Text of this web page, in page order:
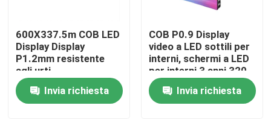
Casa.
600X337.5m COB LED
Display Display
P1.2mm resistente
agli urti
Invia richiesta
COB P0.9 Display
video a LED sottili per
interni, schermi a LED
per interni 3 anni 320
X 160 MM,320 X 160
MM
Invia richiesta